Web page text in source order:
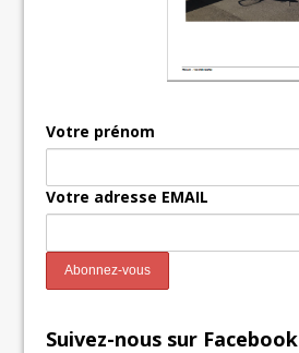
Votre prénom
Votre adresse EMAIL
Suivez-nous sur Facebook